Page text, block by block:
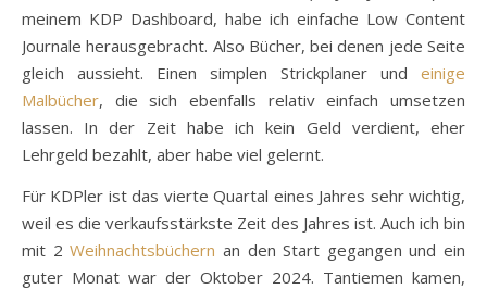
meinem KDP Dashboard, habe ich einfache Low Content
Journale herausgebracht. Also Bücher, bei denen jede Seite
gleich aussieht. Einen simplen Strickplaner und einige
Malbücher, die sich ebenfalls relativ einfach umsetzen
lassen. In der Zeit habe ich kein Geld verdient, eher
Lehrgeld bezahlt, aber habe viel gelernt.
Für KDPler ist das vierte Quartal eines Jahres sehr wichtig,
weil es die verkaufsstärkste Zeit des Jahres ist. Auch ich bin
mit 2Weihnachtsbüchern an den Start gegangen und ein
guter Monat war der Oktober 2024. Tantiemen kamen,